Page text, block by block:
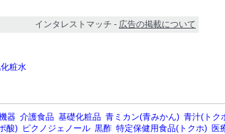
インタレストマッチ - 広告の掲載について
粧水
器 介護食品 基礎化粧品 青ミカン(青みかん) 青汁(トク
酸) ピクノジェノール 黒酢 特定保健用食品(トクホ) 医